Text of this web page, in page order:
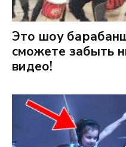
Это шоу
сможете забыть
видео!